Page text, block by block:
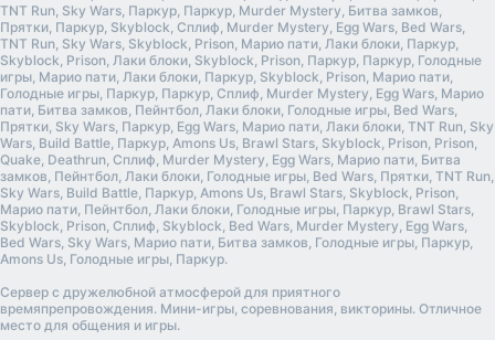
TNT Run, Sky Wars, Паркур, Паркур, Murder Mystery, Битва замков,
Прятки, Паркур, Skyblock, Сплиф, Murder Mystery, Egg Wars, Bed Wars,
TNT Run, Sky Wars, Skyblock, Prison, Марио пати, Лаки блоки, Паркур,
Skyblock, Prison, Лаки блоки, Skyblock, Prison, Паркур, Паркур, Голодные
игры, Марио пати, Лаки блоки, Паркур, Skyblock, Prison, Марио пати,
Голодные игры, Паркур, Паркур, Сплиф, Murder Mystery, Egg Wars, Марио
пати, Битва замков, Пейнтбол, Лаки блоки, Голодные игры, Bed Wars,
Прятки, Sky Wars, Паркур, Egg Wars, Марио пати, Лаки блоки, TNT Run, Sky
Wars, Build Battle, Паркур, Amons Us, Brawl Stars, Skyblock, Prison, Prison,
Quake, Deathrun, Сплиф, Murder Mystery, Egg Wars, Марио пати, Битва
замков, Пейнтбол, Лаки блоки, Голодные игры, Bed Wars, Прятки, TNT Run,
Sky Wars, Build Battle, Паркур, Amons Us, Brawl Stars, Skyblock, Prison,
Марио пати, Пейнтбол, Лаки блоки, Голодные игры, Паркур, Brawl Stars,
Skyblock, Prison, Сплиф, Skyblock, Bed Wars, Murder Mystery, Egg Wars,
Bed Wars, Sky Wars, Марио пати, Битва замков, Голодные игры, Паркур,
Amons Us, Голодные игры, Паркур.
Сервер с дружелюбной атмосферой для приятного
времяпрепровождения. Мини-игры, соревнования, викторины. Отличное
место для общения и игры.